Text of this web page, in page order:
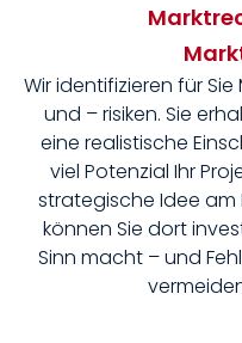
Wir identifizieren für
und – risiken. Sie
eine realistische
viel Potenzial Ihr
strategische Idee am
können Sie dort
Sinn macht – und